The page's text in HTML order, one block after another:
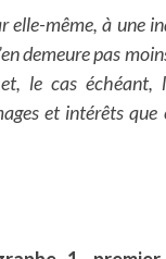
elle-même, à une
demeure pas
le cas échéant,
et intérêts que